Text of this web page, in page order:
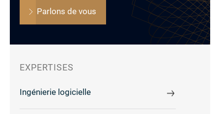
Parlons de vous
EXPERTISES
Ingénierie logicielle